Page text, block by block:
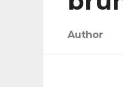
Author